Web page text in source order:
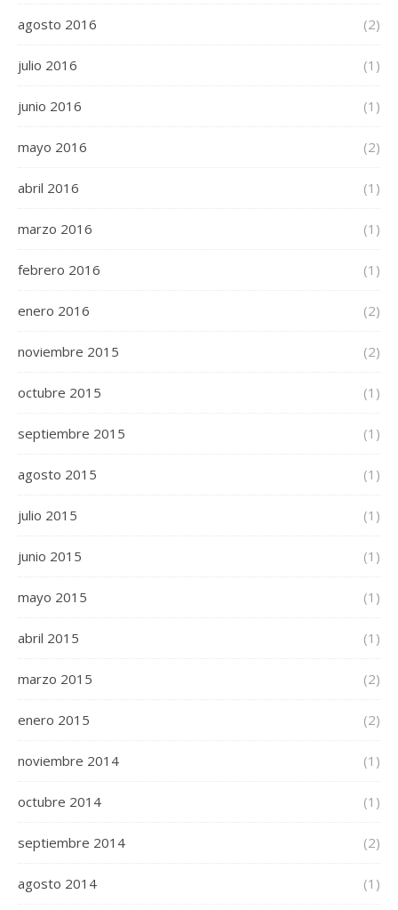
agosto 2016 (2)
julio 2016 (1)
junio 2016 (1)
mayo 2016 (2)
abril 2016 (1)
marzo 2016 (1)
febrero 2016 (1)
enero 2016 (2)
noviembre 2015 (2)
octubre 2015 (1)
septiembre 2015 (1)
agosto 2015 (1)
julio 2015 (1)
junio 2015 (1)
mayo 2015 (1)
abril 2015 (1)
marzo 2015 (2)
enero 2015 (2)
noviembre 2014 (1)
octubre 2014 (1)
septiembre 2014 (2)
agosto 2014 (1)